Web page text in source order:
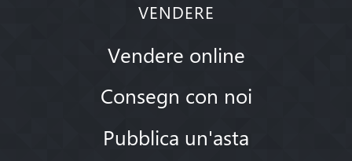
VENDERE
Vendere online
Consegn con noi
Pubblica un'asta